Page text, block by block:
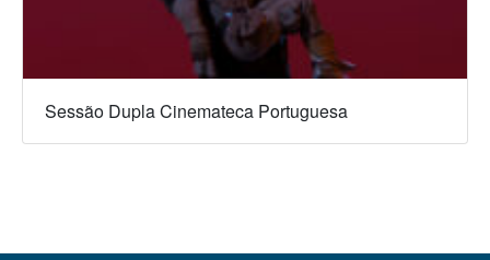
Sessão Dupla Cinemateca Portuguesa